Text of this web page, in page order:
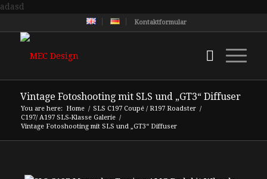
adasd
Kontaktformular
Vintage Fotoshooting mit SLS und „GT3“ Diffuser
You are here: Home / SLS C197 Coupé / R197 Roadster /
C197/ A197 SLS-Klasse Galerie /
Vintage Fotoshooting mit SLS und „GT3“ Diffuser